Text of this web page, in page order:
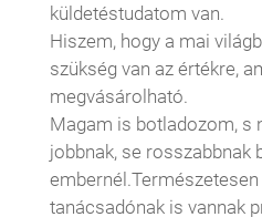
küldetéstudatom van.
Hiszem, hogy a mai
szükség van az értékre,
megvásárolható.
Magam is botladozom, s
jobbnak, se rosszabbnak
tanácsadónak is vannak